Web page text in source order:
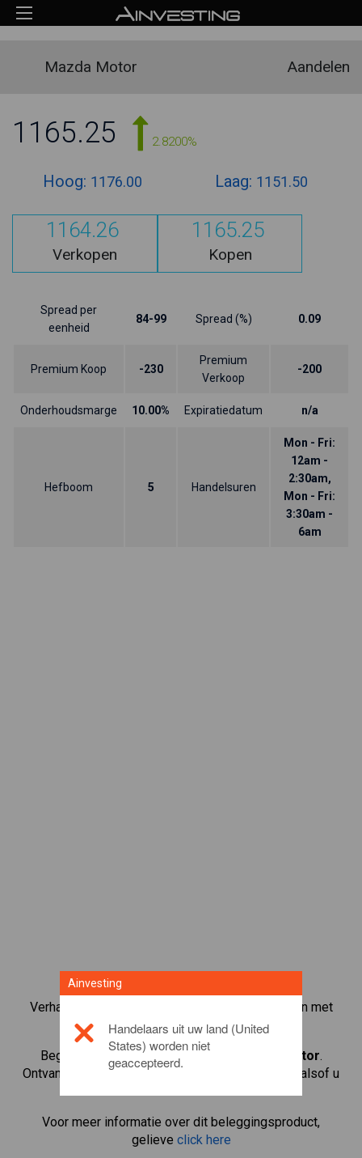
Mazda Motor Aandelen
1165.25 2.8200%
Hoog: 1176.00 Laag: 1151.50
1164.26
Verkopen
1165.25
Kopen
Spread per
eenheid
84-99 Spread (%) 0.09
Premium Koop -230
Premium
Verkoop
-200
Onderhoudsmarge 10.00% Expiratiedatum n/a
Hefboom 5 Handelsuren
Mon - Fri:
12am -
2:30am,
Mon - Fri:
3:30am -
6am
Verhandel meer dan 1000 internationale aandelen met
het CFD-handelsplatform van Ainvesting.
Begin met het handelen in CFD's in
Mazda Motor.
Ontvang realtime koersen en ontvang dividenden alsof u
Voor meer informatie over dit beleggingsproduct,
gelieve click here
Ainvesting
Handelaars uit uw land (United
States) worden niet
geaccepteerd.